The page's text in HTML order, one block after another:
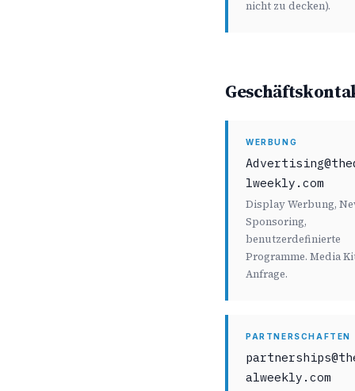
nicht zu decken).
WERBUNG
lweekly.com
Display Werbung,
Sponsoring,
benutzerdefinierte
Programme. Media
Anfrage.
PARTNERSCHAFTEN
alweekly.com